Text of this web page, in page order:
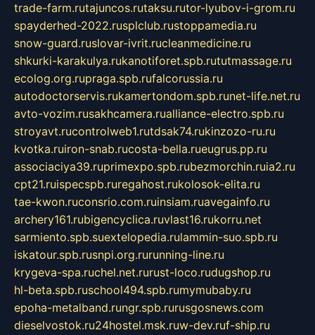
trade-farm.rutajuncos.rutaksu.rutor-lyubov-i-grom.ru
spayderhed-2022.rusplclub.rustoppamedia.ru
snow-guard.ruslovar-ivrit.rucleanmedicine.ru
shkurki-karakulya.rukanotiforet.spb.rututmassage.ru
ecolog.org.rupraga.spb.rufalcorussia.ru
autodoctorservis.rukamertondom.spb.runet-life.net.ru
avto-vozim.rusakhcamera.rualliance-electro.spb.ru
stroyavt.rucontrolweb1.rutdsak74.rukinzozo-ru.ru
kvotka.ruiron-snab.rucosta-bella.rueugrus.pp.ru
associaciya39.ruprimexpo.spb.rubezmorchin.ruia2.ru
cpt21.ruispecspb.ruregahost.rukolosok-elita.ru
tae-kwon.ruconsrio.com.ruinsiam.ruavegainfo.ru
archery161.rubigencyclica.ruvlast16.rukorru.net
sarmiento.spb.suextelopedia.rulammin-suo.spb.ru
iskatour.spb.rusnpi.org.rurunning-line.ru
krygeva-spa.ruchel.net.rurust-loco.rudugshop.ru
hl-beta.spb.ruschool494.spb.rumymubaby.ru
epoha-metalband.rungr.spb.rurusgosnews.com
dieselvostok.ru24hostel.msk.ruw-dev.ruf-ship.ru